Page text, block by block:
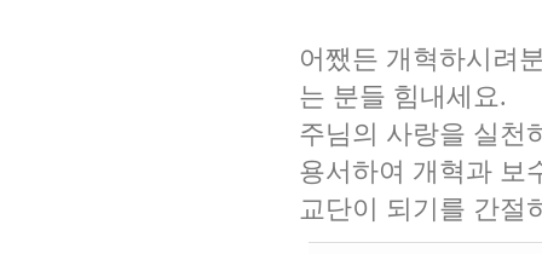
어쨌든 개혁하시려
는 분들 힘내세요.
주님의 사랑을 실천
용서하여 개혁과 보
교단이 되기를 간절